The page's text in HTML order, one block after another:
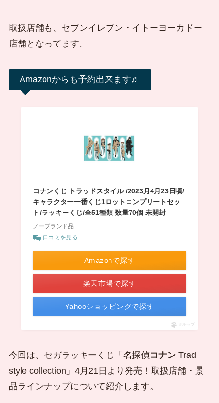
取扱店舗も、セブンイレブン・イトーヨーカドー
店舗となってます。
Amazonからも予約出来ます♬
コナンくじ トラッドスタイル /2023月4月23日頃/
キャラクター一番くじ1ロットコンプリートセッ
ト/ラッキーくじ/全51種類 数量70個 未開封
ノーブランド品
口コミを見る
Amazonで探す
楽天市場で探す
Yahooショッピングで探す
ポチップ
今回は、セガラッキーくじ「名探偵コナンTrad
style collection」4月21日より発売！取扱店舗・景
品ラインナップについて紹介します。